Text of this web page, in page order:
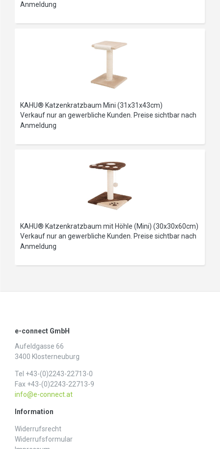
Anmeldung
KAHU® Katzenkratzbaum Mini (31x31x43cm)
Verkauf nur an gewerbliche Kunden. Preise sichtbar nach
Anmeldung
KAHU® Katzenkratzbaum mit Höhle (Mini) (30x30x60cm)
Verkauf nur an gewerbliche Kunden. Preise sichtbar nach
Anmeldung
e-connect GmbH
Aufeldgasse 66
3400 Klosterneuburg
Tel +43-(0)2243-22713-0
Fax +43-(0)2243-22713-9
info@e-connect.at
Information
Widerrufs­recht
Widerrufs­formular